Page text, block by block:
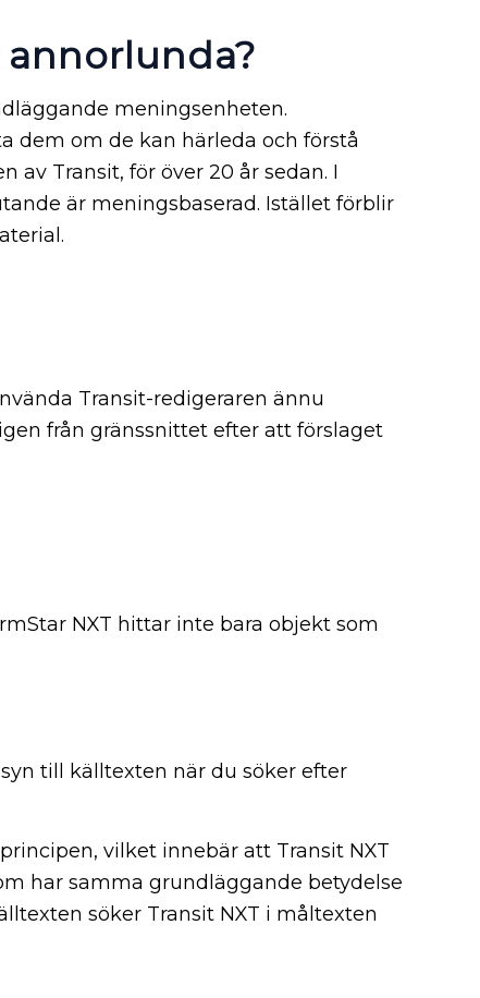
meningsenheten.
dem om de kan härleda och förstå
av Transit, för över 20 år sedan. I
är meningsbaserad. Istället förblir
Transit-redigeraren ännu
från gränssnittet efter att förslaget
NXT hittar inte bara objekt som
till källtexten när du söker efter
vilket innebär att Transit NXT
har samma grundläggande betydelse
söker Transit NXT i måltexten